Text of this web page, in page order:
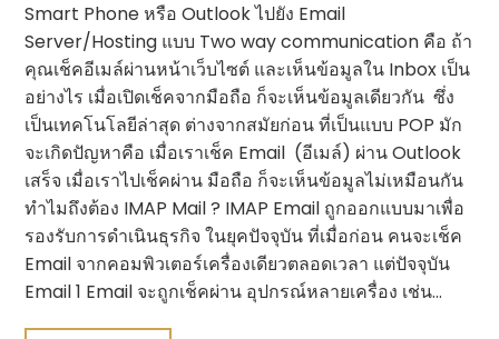
Smart Phone หรือ Outlook ไปยัง Email
Server/Hosting แบบ Two way communication คือ ถ้า
คุณเช็คอีเมล์ผ่านหน้าเว็บไซต์ และเห็นข้อมูลใน Inbox เป็น
อย่างไร เมื่อเปิดเช็คจากมือถือ ก็จะเห็นข้อมูลเดียวกัน ซึ่ง
เป็นเทคโนโลยีล่าสุด ต่างจากสมัยก่อน ที่เป็นแบบ POP มัก
จะเกิดปัญหาคือ เมื่อเราเช็ค Email (อีเมล์) ผ่าน Outlook
เสร็จ เมื่อเราไปเช็คผ่าน มือถือ ก็จะเห็นข้อมูลไม่เหมือนกัน
ทำไมถึงต้อง IMAP Mail ? IMAP Email ถูกออกแบบมาเพื่อ
รองรับการดำเนินธุรกิจ ในยุคปัจจุบัน ที่เมื่อก่อน คนจะเช็ค
Email จากคอมพิวเตอร์เครื่องเดียวตลอดเวลา แต่ปัจจุบัน
Email 1 Email จะถูกเช็คผ่าน อุปกรณ์หลายเครื่อง เช่น…